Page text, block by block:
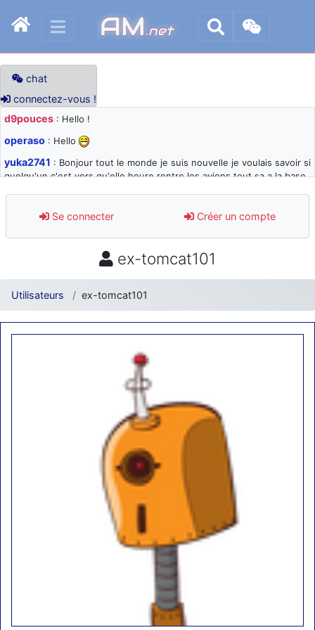
AM.net
chat
connectez-vous !
d9pouces : Hello !
operaso : Hello
yuka2741 : Bonjour tout le monde je suis nouvelle je voulais savoir si
quelqu'un c'est vers qu'elle heure rentre les avions tout sa a la base
d9pouces: désolé pour les quelques blocages du site ces derniers
jours : je teste des méthodes contre le spam et les bots trop nocifs
: Super, la nouvelle bannière
d9pouces
: je suis un avion@,._,+ > lesquels ? je ne suis pas sûr de
comprendre
d9pouces: ouakamois > si tu parles du sujet sur l'Armée de l'Air,
bien sûr que oui !
: Bonjour je viens d'arriver il y a quelques
moi et quelques avions n'ont pas les mêmes noms qu'aujourd'hui
: Bonjourà toutes et à tous.en espérantque ces
quelques images du Pays Basque vous auront plu ; Agur…
: Je me rattraperai à la Ferté samedi
: Malheureusement non un peu trop loin pour moi !
: Bonjour, certains parmis vous étaient-ils présent au
meeting de Lann Bihoué de 2026 ?
: Coucou et excellente année 2026 à tous et
: Bonne année et tous mes meilleurs voeux à tous pour
: je vous souhaite un bon réveillon pour cette nouvelle
: Merci D9pouces, à mon tour de souhaiter un Joyeux Noël
Se connecter Créer un compte
ex-tomcat101
Utilisateurs ex-tomcat101